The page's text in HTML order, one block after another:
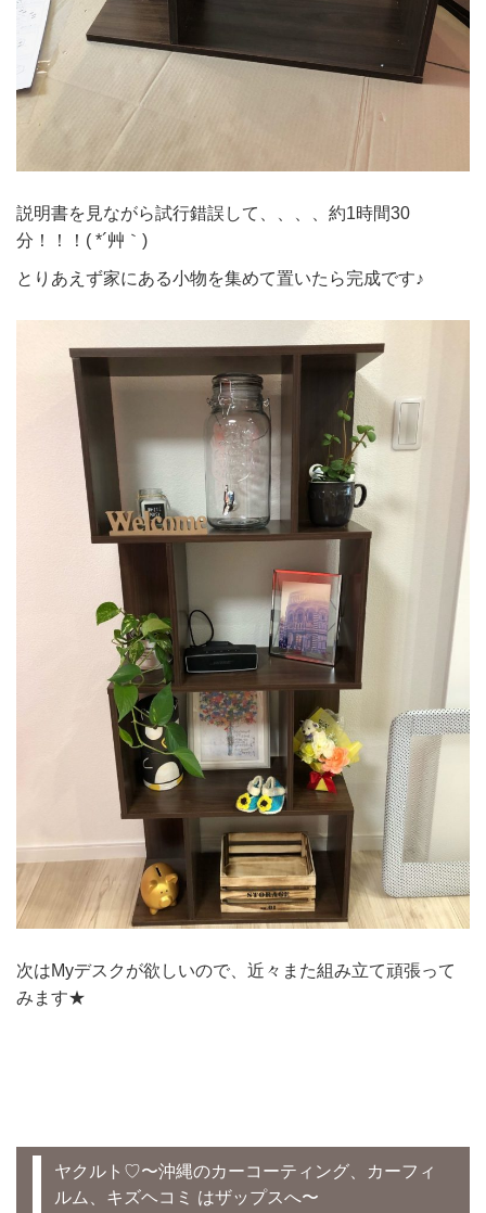
説明書を見ながら試行錯誤して、、、、約1時間30
分！！！( *´艸｀)
とりあえず家にある小物を集めて置いたら完成です♪
次はMyデスクが欲しいので、近々また組み立て頑張って
みます★
ヤクルト♡〜沖縄のカーコーティング、カーフィ
ルム、キズヘコミ はザップスへ〜